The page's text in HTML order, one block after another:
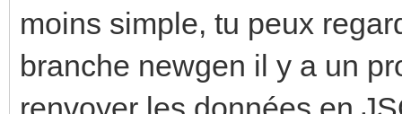
moins simple, tu peux
branche newgen il y a un